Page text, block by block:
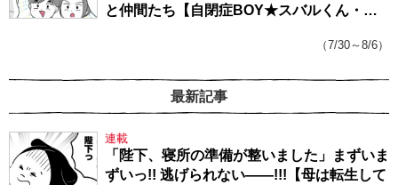
と仲間たち【自閉症BOY★スバルくん・
（7/30～8/6）
最新記事
連載
「陛下、寝所の準備が整いました」まずいま
ずいっ!! 逃げられない――!!!【母は転生して